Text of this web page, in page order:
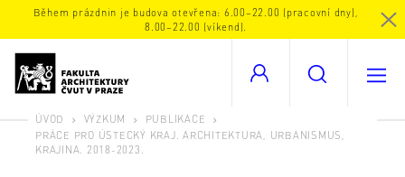
Během prázdnin je budova otevřena: 6.00–22.00 (pracovní dny),
8.00–22.00 (víkend).
ÚVOD VÝZKUM
PUBLIKACE
PRÁCE PRO ÚSTECKÝ KRAJ. ARCHITEKTURA, URBANISMUS,
KRAJINA. 2018-2023.